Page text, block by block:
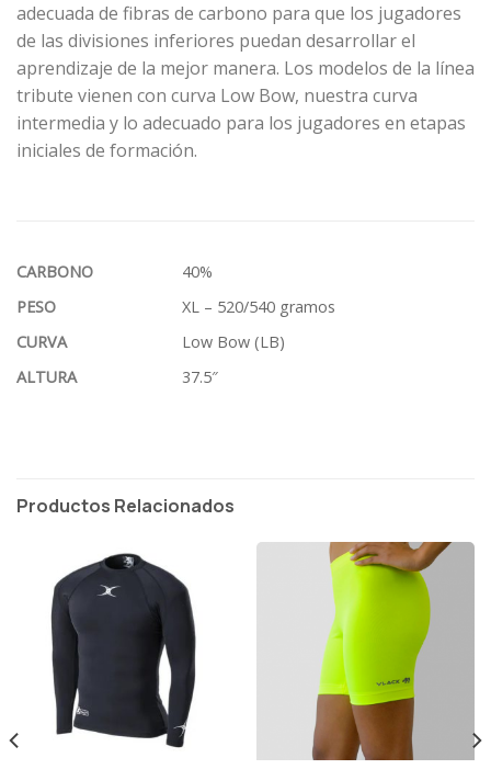
adecuada de fibras de carbono para que los jugadores
de las divisiones inferiores puedan desarrollar el
aprendizaje de la mejor manera. Los modelos de la línea
tribute vienen con curva Low Bow, nuestra curva
intermedia y lo adecuado para los jugadores en etapas
iniciales de formación.
CARBONO
40%
PESO
XL – 520/540 gramos
CURVA
Low Bow (LB)
ALTURA
37.5″
Productos Relacionados